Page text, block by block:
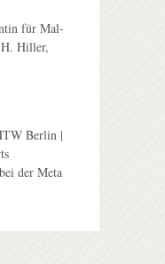
für Mal-
H. Hiller,
Berlin |
der Meta